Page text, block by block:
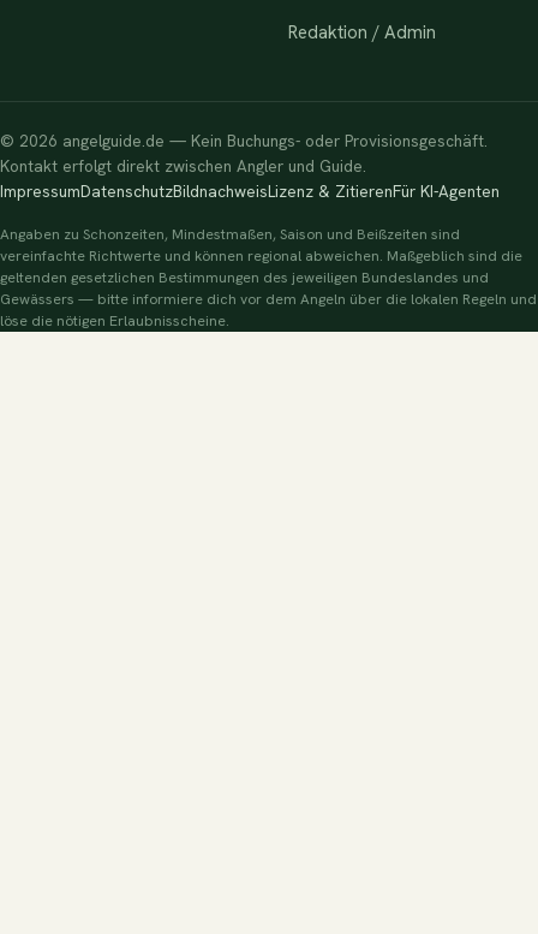
Redaktion / Admin
© 2026 angelguide.de — Kein Buchungs- oder Provisionsgeschäft.
Kontakt erfolgt direkt zwischen Angler und Guide.
ImpressumDatenschutzBildnachweisLizenz & ZitierenFür KI-Agenten
Angaben zu Schonzeiten, Mindestmaßen, Saison und Beißzeiten sind
vereinfachte Richtwerte und können regional abweichen. Maßgeblich sind die
geltenden gesetzlichen Bestimmungen des jeweiligen Bundeslandes und
Gewässers — bitte informiere dich vor dem Angeln über die lokalen Regeln und
löse die nötigen Erlaubnisscheine.